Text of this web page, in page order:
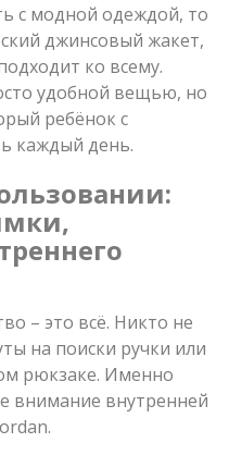
с модной одеждой, то
джинсовый жакет,
ко всему.
удобной вещью, но
ребёнок с
каждый день.
– это всё. Никто не
на поиски ручки или
рюкзаке. Именно
внимание внутренней